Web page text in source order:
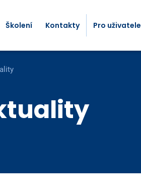
Školení Kontakty Pro uživatele